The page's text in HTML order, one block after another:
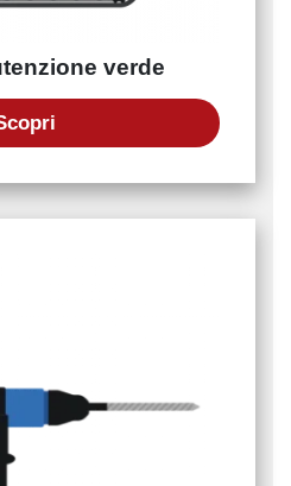
verde